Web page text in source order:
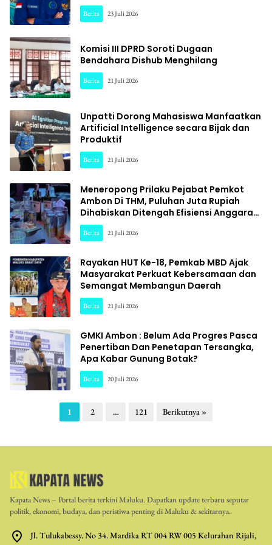
Berita 23 Juli 2026
Komisi III DPRD Soroti Dugaan
Bendahara Dishub Menghilang
Berita 21 Juli 2026
Unpatti Dorong Mahasiswa Manfaatkan
Artificial Intelligence secara Bijak dan
Produktif
Berita 21 Juli 2026
Meneropong Prilaku Pejabat Pemkot
Ambon Di THM, Puluhan Juta Rupiah
Dihabiskan Ditengah Efisiensi Anggaran.
Part I
Berita 21 Juli 2026
Rayakan HUT Ke-18, Pemkab MBD Ajak
Masyarakat Perkuat Kebersamaan dan
Semangat Membangun Daerah
Berita 21 Juli 2026
GMKI Ambon : Belum Ada Progres Pasca
Penertiban Dan Penetapan Tersangka,
Apa Kabar Gunung Botak?
Berita 20 Juli 2026
Paginasi1 2 … 121 Berikutnya »
Kapata News – Portal berita terkini Maluku. Dapatkan update terbaru seputar
politik, ekonomi, budaya, dan peristiwa penting di Maluku & sekitarnya.
Jl. Tulukabessy. No 34. Mardika RT 004 RW 005 Kelurahan Rijali,